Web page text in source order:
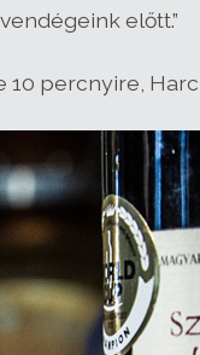
előtt.”
percnyire,